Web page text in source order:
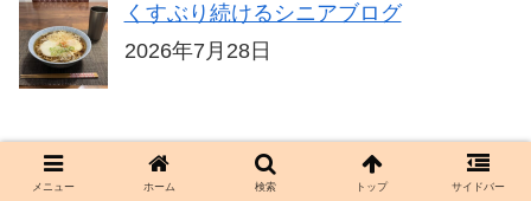
くすぶり続けるシニアブログ
2026年7月28日
批判と悪口の違い、「大事なことは皆に
伝えないと」
メニュー ホーム 検索 トップ サイドバー